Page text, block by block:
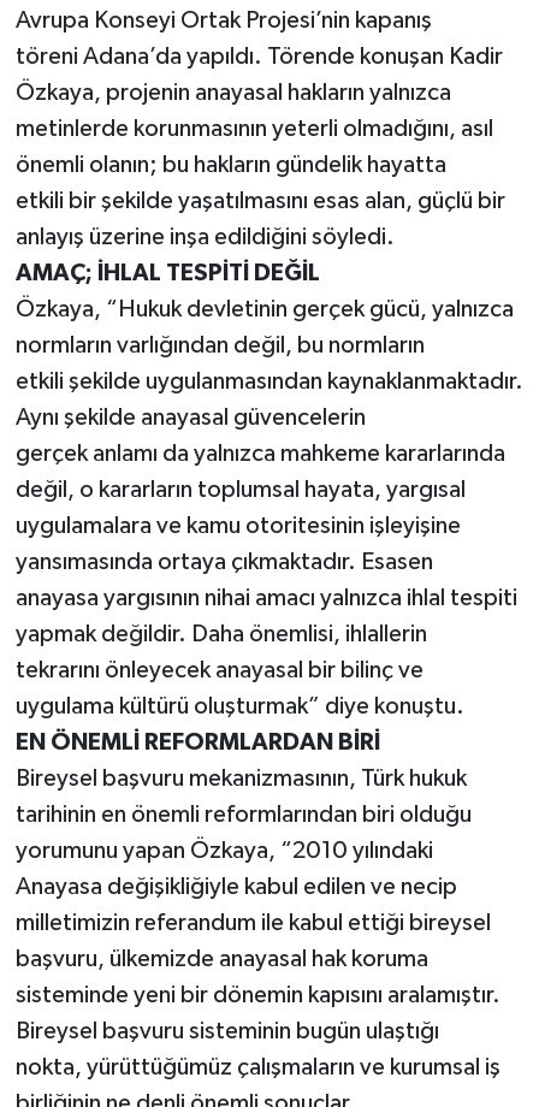
Avrupa Konseyi Ortak Projesi’nin kapanış
töreni Adana’da yapıldı. Törende konuşan Kadir
Özkaya, projenin anayasal hakların yalnızca
metinlerde korunmasının yeterli olmadığını, asıl
önemli olanın; bu hakların gündelik hayatta
etkili bir şekilde yaşatılmasını esas alan, güçlü bir
anlayış üzerine inşa edildiğini söyledi.
AMAÇ; İHLAL TESPİTİ DEĞİL
Özkaya, “Hukuk devletinin gerçek gücü, yalnızca
normların varlığından değil, bu normların
etkili şekilde uygulanmasından kaynaklanmaktadır.
Aynı şekilde anayasal güvencelerin
gerçek anlamı da yalnızca mahkeme kararlarında
değil, o kararların toplumsal hayata, yargısal
uygulamalara ve kamu otoritesinin işleyişine
yansımasında ortaya çıkmaktadır. Esasen
anayasa yargısının nihai amacı yalnızca ihlal tespiti
yapmak değildir. Daha önemlisi, ihlallerin
tekrarını önleyecek anayasal bir bilinç ve
uygulama kültürü oluşturmak” diye konuştu.
EN ÖNEMLİ REFORMLARDAN BİRİ
Bireysel başvuru mekanizmasının, Türk hukuk
tarihinin en önemli reformlarından biri olduğu
yorumunu yapan Özkaya, “2010 yılındaki
Anayasa değişikliğiyle kabul edilen ve necip
milletimizin referandum ile kabul ettiği bireysel
başvuru, ülkemizde anayasal hak koruma
sisteminde yeni bir dönemin kapısını aralamıştır.
Bireysel başvuru sisteminin bugün ulaştığı
nokta, yürüttüğümüz çalışmaların ve kurumsal iş